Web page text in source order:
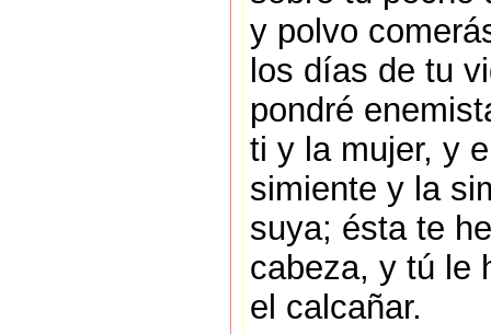
y polvo
los días de tu
pondré
ti y la mujer, y
simiente y la
suya; ésta te
cabeza, y tú le
el calcañar.